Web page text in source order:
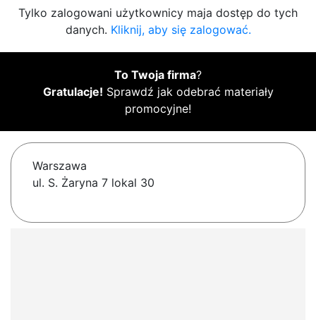
Tylko zalogowani użytkownicy maja dostęp do tych
danych. Kliknij, aby się zalogować.
To Twoja firma?
Gratulacje! Sprawdź jak odebrać materiały
promocyjne!
Warszawa
ul. S. Żaryna 7 lokal 30